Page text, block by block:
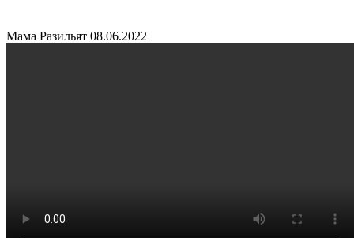
Мама Разильят 08.06.2022